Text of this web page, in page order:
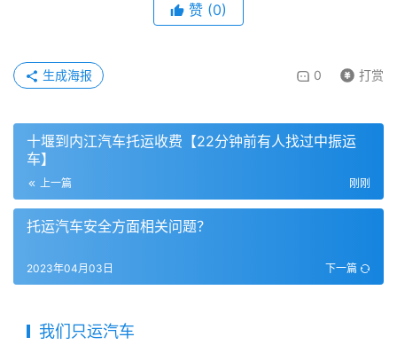
赞 (0)
0 打赏
生成海报
十堰到内江汽车托运收费【22分钟前有人找过中振运
车】
上一篇 刚刚
托运汽车安全方面相关问题？
下一篇
2023年04月03日
我们只运汽车